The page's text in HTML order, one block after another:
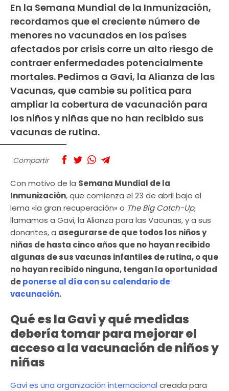
En la Semana Mundial de la Inmunización,
recordamos que el creciente número de
menores no vacunados en los países
afectados por crisis corre un alto riesgo de
contraer enfermedades potencialmente
mortales. Pedimos a Gavi, la Alianza de las
Vacunas, que cambie su política para
ampliar la cobertura de vacunación para
los niños y niñas que no han recibido sus
vacunas de rutina.
Compartir
Con motivo de la Semana Mundial de la
Inmunización, que comienza el 23 de abril bajo el
lema «la gran recuperación» o The Big Catch-Up,
llamamos a Gavi, la Alianza para las Vacunas, y a sus
donantes, a asegurarse de que todos los niños y
niñas de hasta cinco años que no hayan recibido
algunas de sus vacunas infantiles de rutina, o que
no hayan recibido ninguna, tengan la oportunidad
deponerse al día con su calendario de
vacunación.
Qué es la Gavi y qué medidas
debería tomar para mejorar el
acceso a la vacunación de niños y
niñas
Gavi es una organización internacional creada para